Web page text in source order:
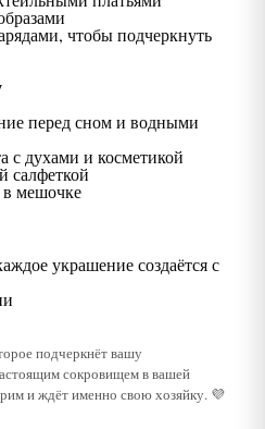
чтобы подчеркнуть
перед сном и водными
с духами и косметикой
салфеткой
в мешочке
украшение создаётся с
подчеркнёт вашу
сокровищем в вашей
и ждёт именно свою хозяйку. 💜